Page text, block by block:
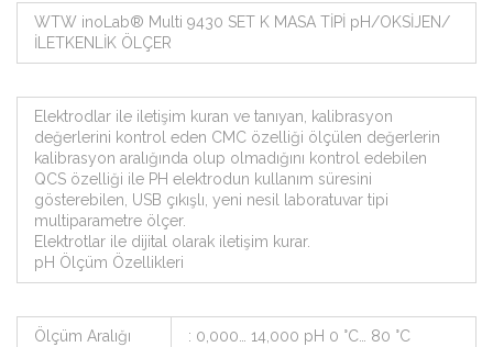
WTW inoLab® Multi 9430 SET K MASA TİPİ pH/OKSİJEN/
İLETKENLİK ÖLÇER
Elektrodlar ile iletişim kuran ve tanıyan, kalibrasyon
değerlerini kontrol eden CMC özelliği ölçülen değerlerin
kalibrasyon aralığında olup olmadığını kontrol edebilen
QCS özelliği ile PH elektrodun kullanım süresini
gösterebilen, USB çıkışlı, yeni nesil laboratuvar tipi
multiparametre ölçer.
Elektrotlar ile dijital olarak iletişim kurar.
pH Ölçüm Özellikleri
Ölçüm Aralığı : 0,000… 14,000 pH 0 °C… 80 °C